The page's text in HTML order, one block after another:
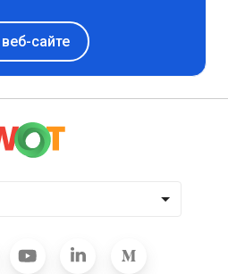
сайте